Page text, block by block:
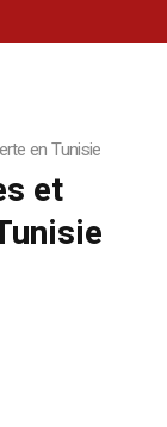
en Tunisie
et